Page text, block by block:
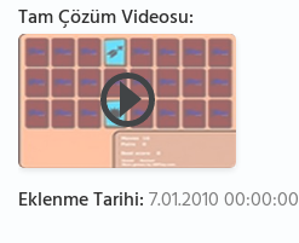
Tam Çözüm Videosu:
Eklenme Tarihi:7.01.2010 00:00:00